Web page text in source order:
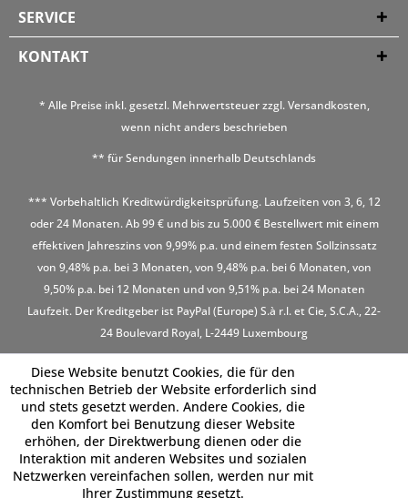
SERVICE
KONTAKT
* Alle Preise inkl. gesetzl. Mehrwertsteuer zzgl.Versandkosten,
wenn nicht anders beschrieben
** für Sendungen innerhalb Deutschlands
*** Vorbehaltlich Kreditwürdigkeitsprüfung. Laufzeiten von 3, 6, 12
oder 24 Monaten. Ab 99 € und bis zu 5.000 € Bestellwert mit einem
effektiven Jahreszins von 9,99% p.a. und einem festen Sollzinssatz
von 9,48% p.a. bei 3 Monaten, von 9,48% p.a. bei 6 Monaten, von
9,50% p.a. bei 12 Monaten und von 9,51% p.a. bei 24 Monaten
Laufzeit. Der Kreditgeber ist PayPal (Europe) S.à r.l. et Cie, S.C.A., 22-
24 Boulevard Royal, L-2449 Luxembourg
Diese Website benutzt Cookies, die für den
technischen Betrieb der Website erforderlich sind
und stets gesetzt werden. Andere Cookies, die
den Komfort bei Benutzung dieser Website
erhöhen, der Direktwerbung dienen oder die
Interaktion mit anderen Websites und sozialen
Netzwerken vereinfachen sollen, werden nur mit
Ihrer Zustimmung gesetzt.